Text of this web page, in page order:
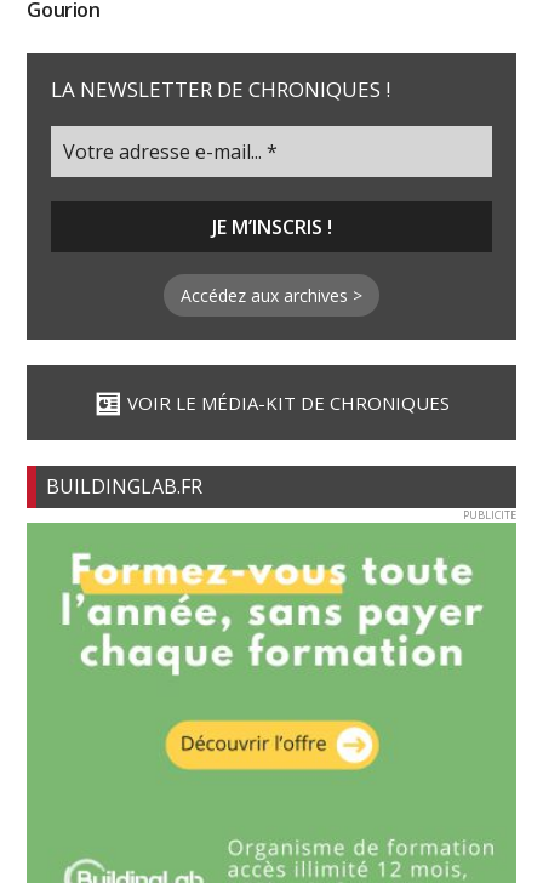
Gourion
LA NEWSLETTER DE CHRONIQUES !
Accédez aux archives >
VOIR LE MÉDIA-KIT DE CHRONIQUES
BUILDINGLAB.FR
PUBLICITE